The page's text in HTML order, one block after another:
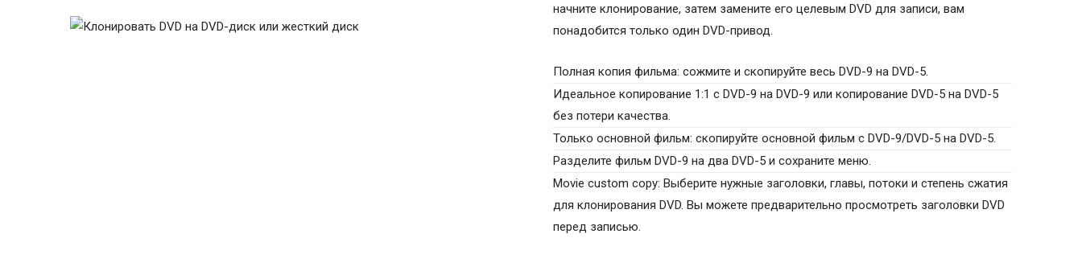
начните клонирование, затем замените его целевым DVD для записи, вам
понадобится только один DVD-привод.
Полная копия фильма: сожмите и скопируйте весь DVD-9 на DVD-5.
Идеальное копирование 1:1 с DVD-9 на DVD-9 или копирование DVD-5 на DVD-5
без потери качества.
Только основной фильм: скопируйте основной фильм с DVD-9/DVD-5 на DVD-5.
Разделите фильм DVD-9 на два DVD-5 и сохраните меню.
Movie custom copy: Выберите нужные заголовки, главы, потоки и степень сжатия
для клонирования DVD. Вы можете предварительно просмотреть заголовки DVD
перед записью.